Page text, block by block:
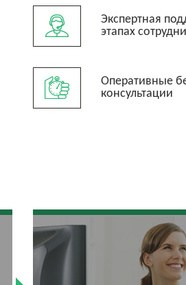
Экспертная
этапах
Оперативные
консультации